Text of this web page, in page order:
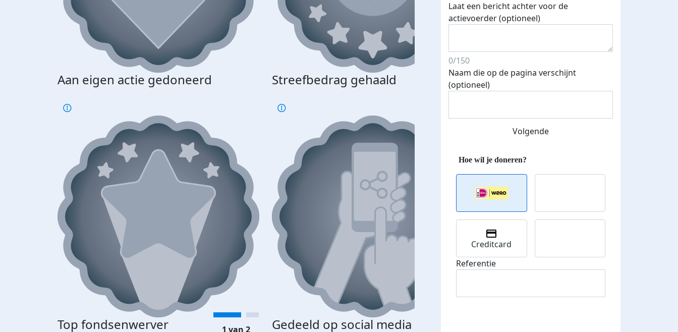
Aan eigen actie gedoneerd Streefbedrag gehaald Streefbedrag verhoogd
Top fondsenwerver Gedeeld op social media
1 van 2
Laat een bericht achter voor de
actievoerder (optioneel)
0/150
Naam die op de pagina verschijnt
(optioneel)
Volgende
Creditcard
Referentie